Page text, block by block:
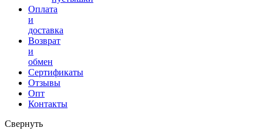
Оплата
и
доставка
Возврат
и
обмен
Сертификаты
Отзывы
Опт
Контакты
Свернуть